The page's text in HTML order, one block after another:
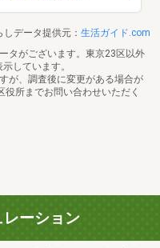
しデータ提供元： 生活ガイド.com
タがございます。東京23区以外
しています。
が、調査後に変更がある場合が
所までお問い合わせいただく
ーション